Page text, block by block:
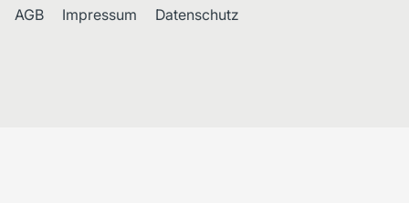
AGB Impressum Datenschutz